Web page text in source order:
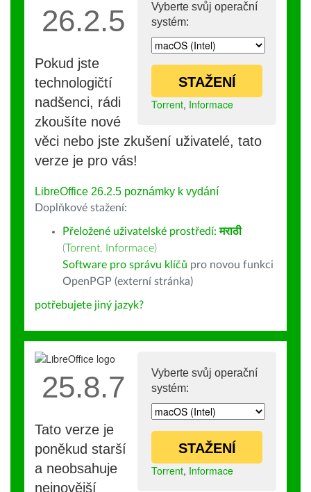
Vyberte svůj operační
systém:
STAŽENÍ
Torrent, Informace
26.2.5
Pokud jste
technologičtí
nadšenci, rádi
zkoušíte nové
věci nebo jste zkušení uživatelé, tato
verze je pro vás!
LibreOffice 26.2.5 poznámky k vydání
Doplňkové stažení:
Přeložené uživatelské prostředí:मराठी
(Torrent, Informace)
Software pro správu klíčů pro novou funkci
OpenPGP (externí stránka)
potřebujete jiný jazyk?
Vyberte svůj operační
systém:
STAŽENÍ
Torrent, Informace
25.8.7
Tato verze je
poněkud starší
a neobsahuje
nejnovější